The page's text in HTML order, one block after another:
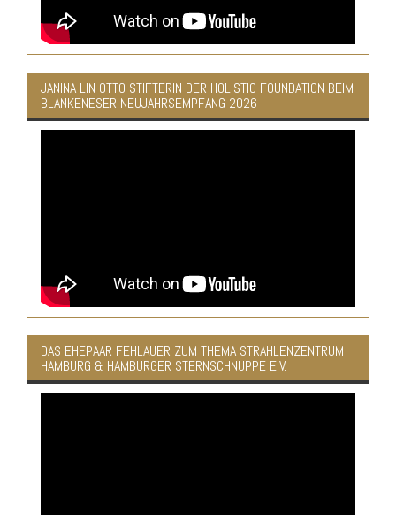
JANINA LIN OTTO STIFTERIN DER HOLISTIC FOUNDATION BEIM
BLANKENESER NEUJAHRSEMPFANG 2026
DAS EHEPAAR FEHLAUER ZUM THEMA STRAHLENZENTRUM
HAMBURG & HAMBURGER STERNSCHNUPPE E.V.